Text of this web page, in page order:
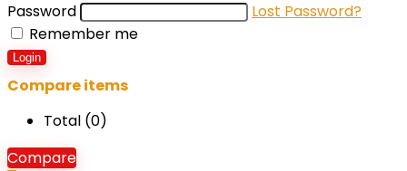
Password
Lost Password?
Remember me
Login
Compare items
Total (0)
Compare